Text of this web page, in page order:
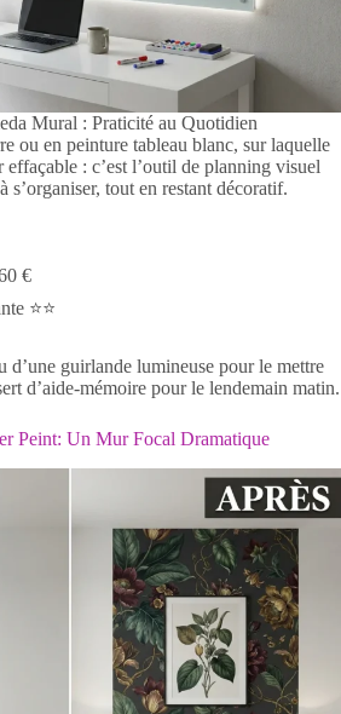
Mural : Praticité au Quotidien
ou en peinture tableau blanc, sur laquelle
: c’est l’outil de planning visuel
s’organiser, tout en restant décoratif.
€
⭐⭐
d’une guirlande lumineuse pour le mettre
d’aide-mémoire pour le lendemain matin.
Peint: Un Mur Focal Dramatique